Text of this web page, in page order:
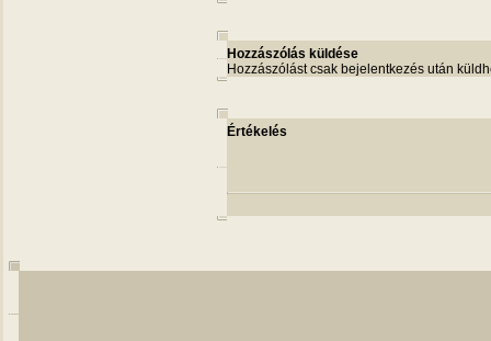
Hozzászólás küldése
Hozzászólást csak bejelentkezés után
Értékelés